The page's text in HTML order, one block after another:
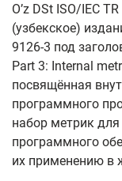
O’z DSt ISO/IEC
(узбекское)
9126-3 под
Part 3: Internal
посвящённая
программного
набор метрик
программного
их применению в